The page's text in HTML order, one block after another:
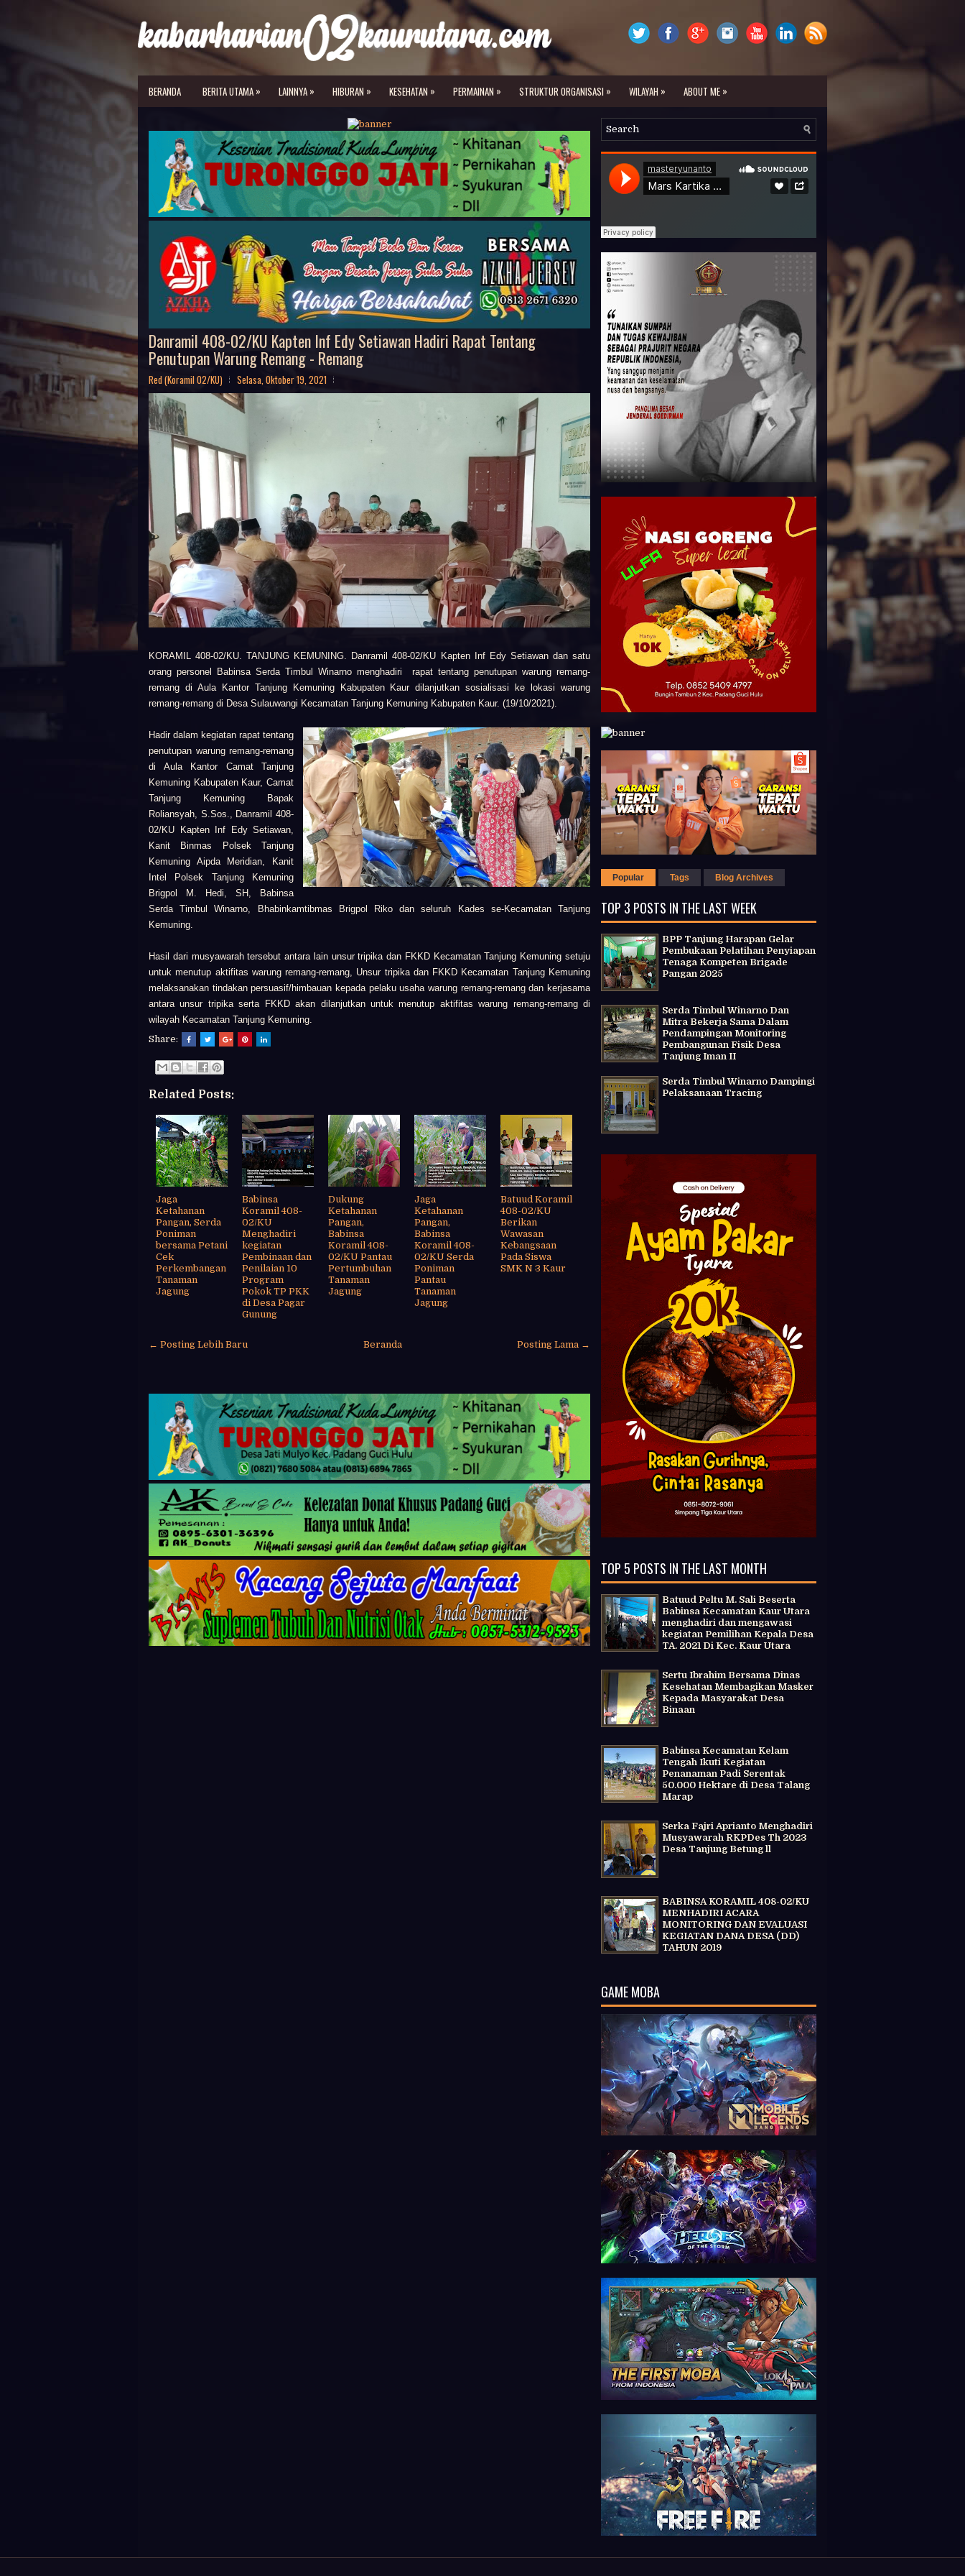
BERANDA BERITA UTAMA » LAINNYA » HIBURAN » KESEHATAN » PERMAINAN » STRUKTUR ORGANISASI » WILAYAH » ABOUT ME »
Danramil 408-02/KU Kapten Inf Edy Setiawan Hadiri Rapat Tentang
Penutupan Warung Remang - Remang
Red (Koramil 02/KU) Selasa, Oktober 19, 2021
KORAMIL 408-02/KU. TANJUNG KEMUNING. Danramil 408-02/KU Kapten Inf Edy Setiawan dan satu
orang personel Babinsa Serda Timbul Winarno menghadiri rapat tentang penutupan warung remang-
remang di Aula Kantor Tanjung Kemuning Kabupaten Kaur dilanjutkan sosialisasi ke lokasi warung
remang-remang di Desa Sulauwangi Kecamatan Tanjung Kemuning Kabupaten Kaur. (19/10/2021).
Hadir dalam kegiatan rapat tentang
penutupan warung remang-remang
di Aula Kantor Camat Tanjung
Kemuning Kabupaten Kaur, Camat
Tanjung Kemuning Bapak
Roliansyah, S.Sos., Danramil 408-
02/KU Kapten Inf Edy Setiawan,
Kanit Binmas Polsek Tanjung
Kemuning Aipda Meridian, Kanit
Intel Polsek Tanjung Kemuning
Brigpol M. Hedi, SH, Babinsa
Serda Timbul Winarno, Bhabinkamtibmas Brigpol Riko dan seluruh Kades se-Kecamatan Tanjung
Kemuning.
Hasil dari musyawarah tersebut antara lain unsur tripika dan FKKD Kecamatan Tanjung Kemuning setuju
untuk menutup aktifitas warung remang-remang, Unsur tripika dan FKKD Kecamatan Tanjung Kemuning
melaksanakan tindakan persuasif/himbauan kepada pelaku usaha warung remang-remang dan kerjasama
antara unsur tripika serta FKKD akan dilanjutkan untuk menutup aktifitas warung remang-remang di
wilayah Kecamatan Tanjung Kemuning.
Share:
Related Posts:
Jaga
Ketahanan
Pangan, Serda
Poniman
bersama Petani
Cek
Perkembangan
Tanaman
Jagung
Babinsa
Koramil 408-
02/KU
Menghadiri
kegiatan
Pembinaan dan
Penilaian 10
Program
Pokok TP PKK
di Desa Pagar
Gunung
Dukung
Ketahanan
Pangan,
Babinsa
Koramil 408-
02/KU Pantau
Pertumbuhan
Tanaman
Jagung
Jaga
Ketahanan
Pangan,
Babinsa
Koramil 408-
02/KU Serda
Poniman
Pantau
Tanaman
Jagung
Batuud Koramil
408-02/KU
Berikan
Wawasan
Kebangsaan
Pada Siswa
SMK N 3 Kaur
← Posting Lebih Baru Posting Lama →
Beranda
Popular Tags Blog Archives
TOP 3 POSTS IN THE LAST WEEK
BPP Tanjung Harapan Gelar
Pembukaan Pelatihan Penyiapan
Tenaga Kompeten Brigade
Pangan 2025
Serda Timbul Winarno Dan
Mitra Bekerja Sama Dalam
Pendampingan Monitoring
Pembangunan Fisik Desa
Tanjung Iman II
Serda Timbul Winarno Dampingi
Pelaksanaan Tracing
TOP 5 POSTS IN THE LAST MONTH
Batuud Peltu M. Sali Beserta
Babinsa Kecamatan Kaur Utara
menghadiri dan mengawasi
kegiatan Pemilihan Kepala Desa
TA. 2021 Di Kec. Kaur Utara
Sertu Ibrahim Bersama Dinas
Kesehatan Membagikan Masker
Kepada Masyarakat Desa
Binaan
Babinsa Kecamatan Kelam
Tengah Ikuti Kegiatan
Penanaman Padi Serentak
50.000 Hektare di Desa Talang
Marap
Serka Fajri Aprianto Menghadiri
Musyawarah RKPDes Th 2023
Desa Tanjung Betung ll
BABINSA KORAMIL 408-02/KU
MENHADIRI ACARA
MONITORING DAN EVALUASI
KEGIATAN DANA DESA (DD)
TAHUN 2019
GAME MOBA